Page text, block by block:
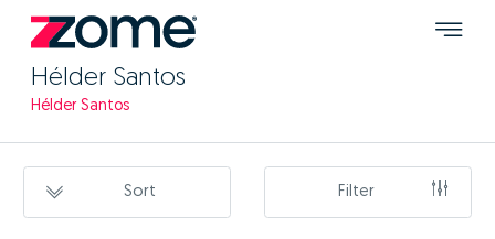
Hélder Santos
Hélder Santos
Sort Filter